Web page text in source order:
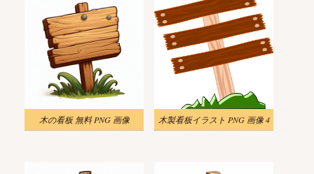
木の看板 無料 PNG 画像 木製看板イラスト PNG 画像 4